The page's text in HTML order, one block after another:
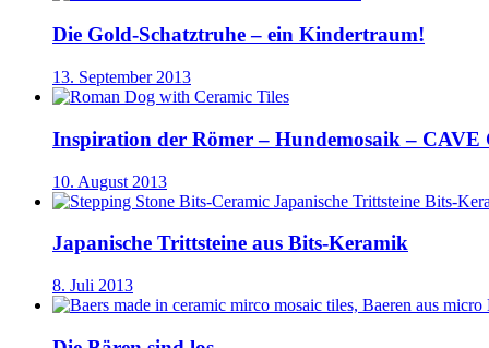
Die Gold-Schatztruhe – ein Kindertraum!
13. September 2013
Inspiration der Römer – Hundemosaik –
10. August 2013
Japanische Trittsteine aus Bits-Keramik
8. Juli 2013